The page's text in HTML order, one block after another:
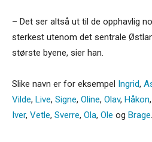
– Det ser altså ut til de opphavlig
sterkest utenom det sentrale
største byene, sier han.
Slike navn er for eksempel Ingrid,
Vilde, Live, Signe, Oline, Olav, Håkon,
Iver, Vetle, Sverre, Ola, Ole og Brage.